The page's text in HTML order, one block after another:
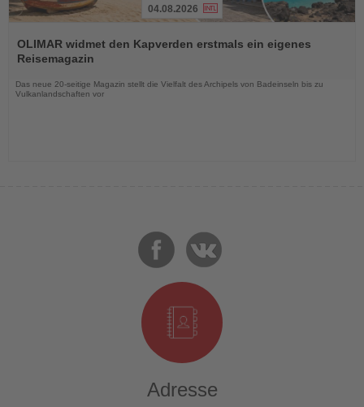
Sie
die
Nachrichten
04.08.2026
OLIMAR widmet den Kapverden erstmals ein eigenes
Reisemagazin
Das neue 20-seitige Magazin stellt die Vielfalt des Archipels von Badeinseln bis zu
Vulkanlandschaften vor
Adresse